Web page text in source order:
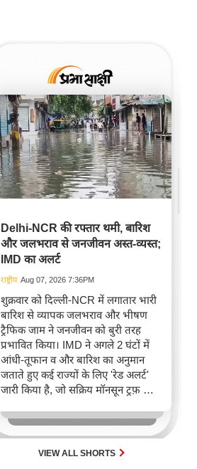
Delhi-NCR की रफ्तार थमी, बारिश
और जलभराव से जनजीवन अस्त-व्यस्त;
IMD का अलर्ट
राष्ट्रीय Aug 07, 2026 7:36PM
शुक्रवार को दिल्ली-NCR में लगातार भारी
बारिश से व्यापक जलभराव और भीषण
ट्रैफिक जाम ने जनजीवन को बुरी तरह
प्रभावित किया। IMD ने अगले 2 घंटों में
आंधी-तूफान व और बारिश का अनुमान
जताते हुए कई राज्यों के लिए 'रेड अलर्ट'
जारी किया है, जो सक्रिय मॉनसून ट्रफ़ और
जिससे यातायात बाधित होने के साथ-साथ
सफदरजंग अस्पताल में भी जलभराव की
स्थिति बनी।VIEW ALL SHORTS